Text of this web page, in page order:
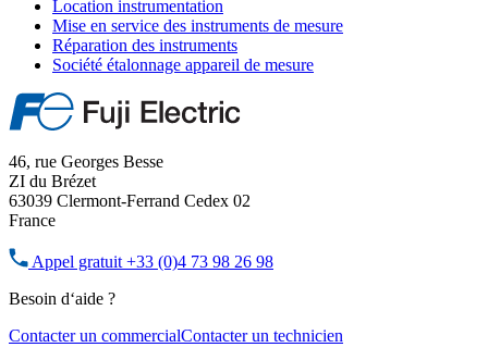
Location instrumentation
Mise en service des instruments de mesure
Réparation des instruments
Société étalonnage appareil de mesure
46, rue Georges Besse
ZI du Brézet
63039 Clermont-Ferrand Cedex 02
France
Appel gratuit +33 (0)4 73 98 26 98
Besoin d‘aide ?
Contacter un commercialContacter un technicien